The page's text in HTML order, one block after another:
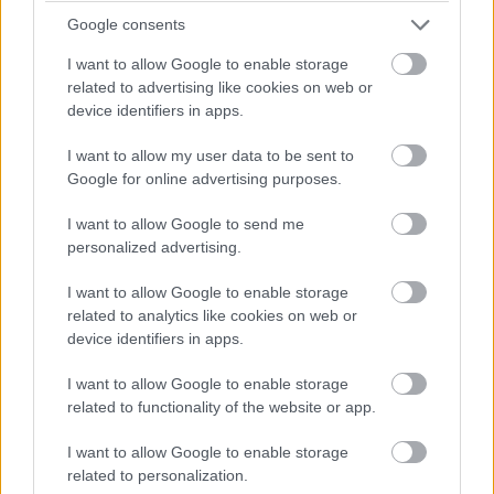
Google consents
I want to allow Google to enable storage
related to advertising like cookies on web or
device identifiers in apps.
I want to allow my user data to be sent to
Google for online advertising purposes.
I want to allow Google to send me
personalized advertising.
I want to allow Google to enable storage
related to analytics like cookies on web or
device identifiers in apps.
I want to allow Google to enable storage
related to functionality of the website or app.
I want to allow Google to enable storage
related to personalization.
Balogh Tamás
3 napja
Nem tud úrrá lenni a fékproblémákon a Cadillac
Hiába hoztak az F1-es Magyar Nagydíjra fejlesztést is hozzá,
továbbra is szenvednek a fékhűtési problémáktól a Cadillacnél –
ismerte el Valtteri Bottas. A gond a leglátványosabban
Spielbergben ütötte fel a fejét, amikor mindkét autó kiesett